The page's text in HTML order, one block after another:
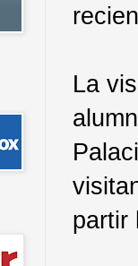
La
partir